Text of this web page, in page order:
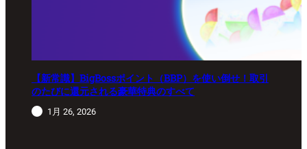
【新常識】BigBossポイント（BBP）を使い倒せ！取引
のたびに還元される豪華特典のすべて
1月 26, 2026